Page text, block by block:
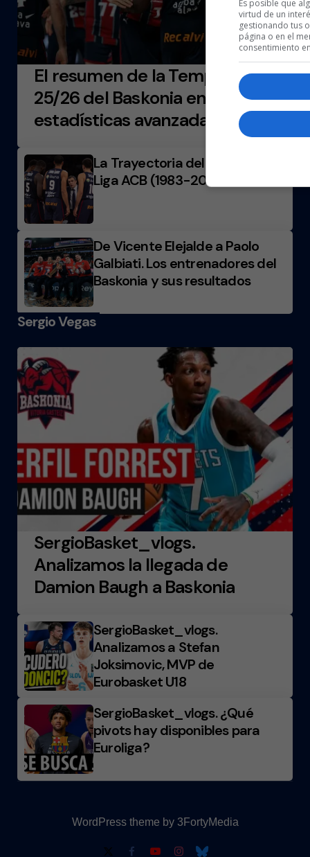
El resumen de la Temporada
25/26 del Baskonia en datos y
estadísticas avanzadas
La Trayectoria del Baskonia en
Liga ACB (1983-2026)
De Vicente Elejalde a Paolo
Galbiati. Los entrenadores del
Baskonia y sus resultados
Sergio Vegas
SergioBasket_vlogs.
Analizamos la llegada de
Damion Baugh a Baskonia
SergioBasket_vlogs.
Analizamos a Stefan
Joksimovic, MVP de
Eurobasket U18
SergioBasket_vlogs. ¿Qué
pivots hay disponibles para
Euroliga?
WordPress theme by 3FortyMedia
Es posible que
virtud de un
gestionando tus
página o en el
consentimiento